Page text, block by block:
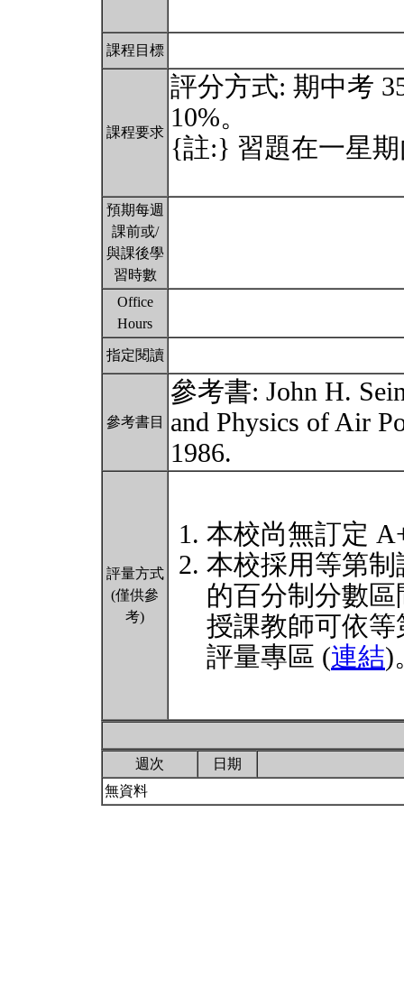
課程目標
課程要求
評分方式: 期中考
10%。
{註:} 習題在一星
預期每週
課前或/
與課後學
習時數
Office
Hours
指定閱讀
參考書目
參考書: John H.
and Physics of Air
1986.
評量方式
(僅供參
考)
本校尚無訂定
本校採用等第
的百分制分數
授課教師可依
評量專區 (連結)
週次
日期
無資料